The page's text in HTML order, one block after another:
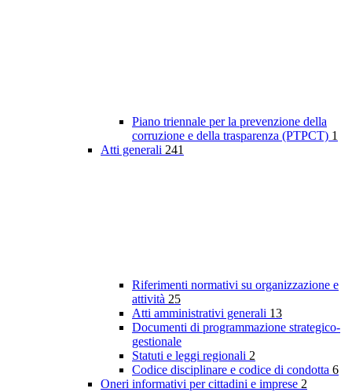
Piano triennale per la prevenzione della
corruzione e della trasparenza (PTPCT) 1
Atti generali 241
Riferimenti normativi su organizzazione e
attività 25
Atti amministrativi generali 13
Documenti di programmazione strategico-
gestionale
Statuti e leggi regionali 2
Codice disciplinare e codice di condotta 6
Oneri informativi per cittadini e imprese 2